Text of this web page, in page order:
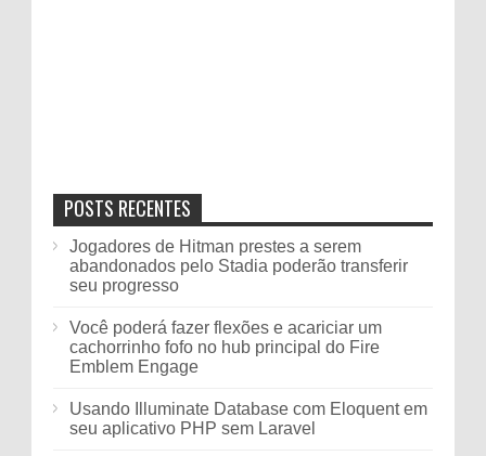
POSTS RECENTES
Jogadores de Hitman prestes a serem
abandonados pelo Stadia poderão transferir
seu progresso
Você poderá fazer flexões e acariciar um
cachorrinho fofo no hub principal do Fire
Emblem Engage
Usando Illuminate Database com Eloquent em
seu aplicativo PHP sem Laravel